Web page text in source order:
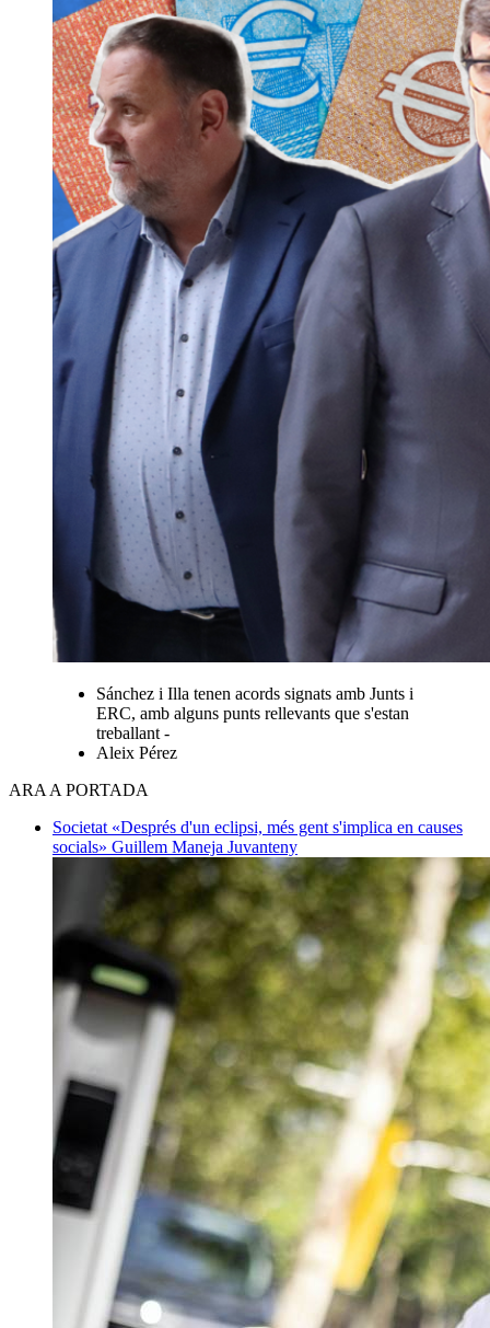
Sánchez i Illa tenen acords signats amb Junts i
ERC, amb alguns punts rellevants que s'estan
treballant -
Aleix Pérez
ARA A PORTADA
Societat «Després d'un eclipsi, més gent s'implica en causes
socials» Guillem Maneja Juvanteny